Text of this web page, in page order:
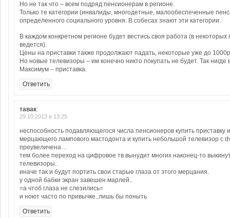
Но не так что – всем подряд пенсионерам в регионе.
Только те категории (инвалиды, многодетные, малообеспеченные
определенного социального уровня. В собесах знают эти категории.
В каждом конкретном регионе будет вестись своя работа (в
ведется).
Цены на приставки также продолжают падать, некоторые уже до
Но новые телевизоры – им конечно никто покупать не будет. Так
Максимум – приставка.
Ответить
тавак:
29.10.2013 в 13:25
неспособность подавляющегося числа пенсионеров купить приставку
мерцающего лампового мастодонта и купить небольшой телевизор с
преувеличена…
тем более переход на цифровое тв вынудит многих наконец-то
телевизоры..
иначе так и будут портить свои старые глаза от этого мерцания.
у одной бабки экран завешен марлей..
=а чтоб глаза не слезились=
и ноют часто по привычке..лишь бы поныть
Ответить